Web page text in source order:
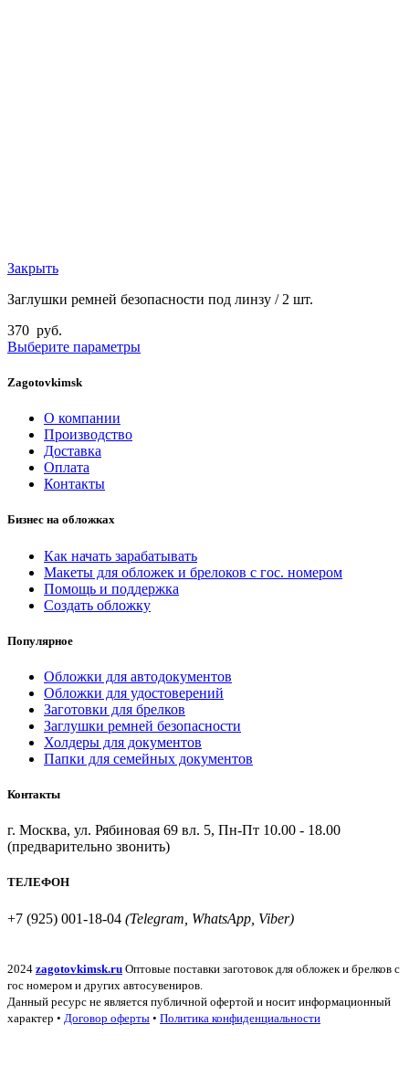
Закрыть
Заглушки ремней безопасности под линзу / 2 шт.
370 руб.
Выберите параметры
Zagotovkimsk
О компании
Производство
Доставка
Оплата
Контакты
Бизнес на обложках
Как начать зарабатывать
Макеты для обложек и брелоков с гос. номером
Помощь и поддержка
Создать обложку
Популярное
Обложки для автодокументов
Обложки для удостоверений
Заготовки для брелков
Заглушки ремней безопасности
Холдеры для документов
Папки для семейных документов
Контакты
г. Москва, ул. Рябиновая 69 вл. 5, Пн-Пт 10.00 - 18.00
(предварительно звонить)
ТЕЛЕФОН
+7 (925) 001-18-04 (Telegram, WhatsApp, Viber)
2024 zagotovkimsk.ru Оптовые поставки заготовок для обложек и брелков с
гос номером и других автосувениров.
Данный ресурс не является публичной офертой и носит информационный
характер • Договор оферты • Политика конфиденциальности